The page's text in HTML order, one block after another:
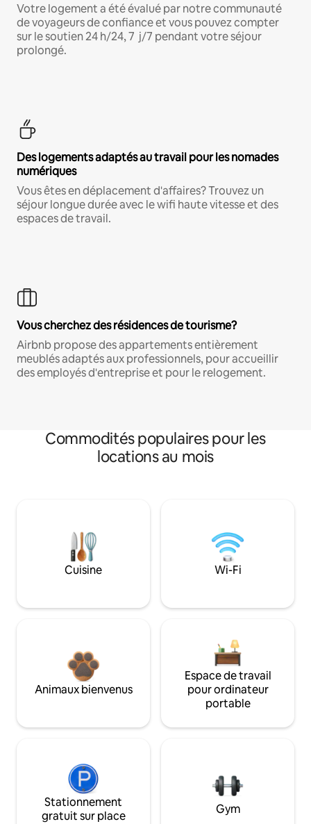
Votre logement a été évalué par notre communauté
de voyageurs de confiance et vous pouvez compter
sur le soutien 24 h/24, 7 j/7 pendant votre séjour
prolongé.
Des logements adaptés au travail pour les nomades
numériques
Vous êtes en déplacement d'affaires? Trouvez un
séjour longue durée avec le wifi haute vitesse et des
espaces de travail.
Vous cherchez des résidences de tourisme?
Airbnb propose des appartements entièrement
meublés adaptés aux professionnels, pour accueillir
des employés d'entreprise et pour le relogement.
Commodités populaires pour les
locations au mois
Cuisine Wi-Fi
Animaux bienvenus
Espace de travail
pour ordinateur
portable
Stationnement
gratuit sur place
Gym